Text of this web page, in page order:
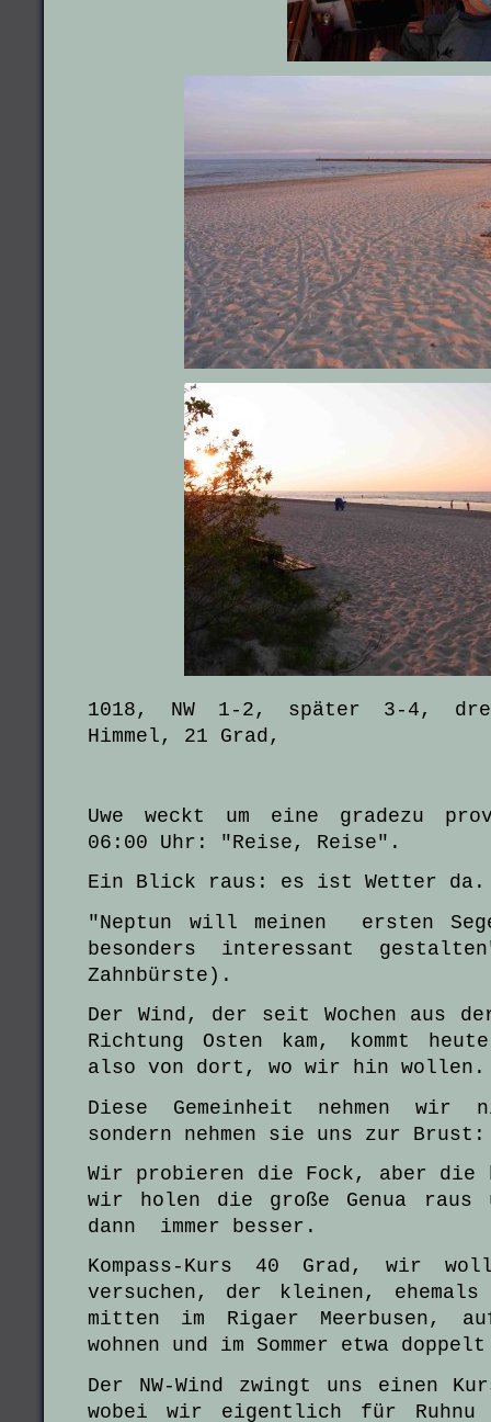
1018, NW 1-2, später 3-4,
Himmel, 21 Grad,
Uwe weckt um eine gradezu
06:00 Uhr: "Reise, Reise".
Ein Blick raus: es ist Wetter
"Neptun will meinen ersten
besonders interessant
Zahnbürste).
Der Wind, der seit Wochen aus
Richtung Osten kam, kommt
also von dort, wo wir hin wollen.
Diese Gemeinheit nehmen
sondern nehmen sie uns zur
Wir probieren die Fock, aber
wir holen die große Genua
dann immer besser.
Kompass-Kurs 40 Grad, wir
versuchen, der kleinen, ehemals
mitten im Rigaer Meerbusen,
wohnen und im Sommer etwa
Der NW-Wind zwingt uns einen
wobei wir eigentlich für Ruhnu